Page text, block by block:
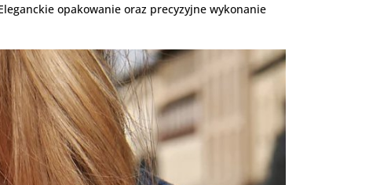
opakowanie oraz precyzyjne wykonanie